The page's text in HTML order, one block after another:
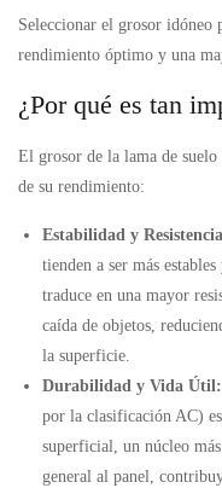
Seleccionar el grosor idóneo
rendimiento óptimo y una
¿Por qué es tan
El grosor de la lama de
de su rendimiento:
Estabilidad y
tienden a ser más
traduce en una mayor
caída de objetos,
la superficie.
Durabilidad y Vida Útil:
por la clasificación AC)
superficial, un núcleo
general al panel,